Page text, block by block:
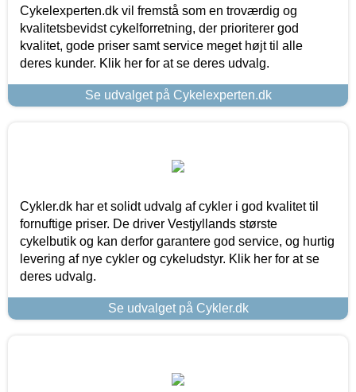
Cykelexperten.dk vil fremstå som en troværdig og
kvalitetsbevidst cykelforretning, der prioriterer god
kvalitet, gode priser samt service meget højt til alle
deres kunder. Klik her for at se deres udvalg.
Se udvalget på Cykelexperten.dk
Cykler.dk har et solidt udvalg af cykler i god kvalitet til
fornuftige priser. De driver Vestjyllands største
cykelbutik og kan derfor garantere god service, og hurtig
levering af nye cykler og cykeludstyr. Klik her for at se
deres udvalg.
Se udvalget på Cykler.dk